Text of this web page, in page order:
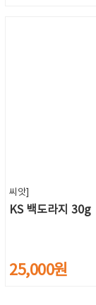
씨앗]
KS 백도라지 30g
25,000원